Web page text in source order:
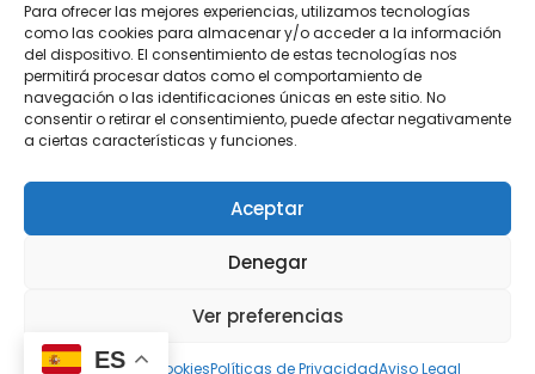
Para ofrecer las mejores experiencias, utilizamos tecnologías
como las cookies para almacenar y/o acceder a la información
del dispositivo. El consentimiento de estas tecnologías nos
permitirá procesar datos como el comportamiento de
navegación o las identificaciones únicas en este sitio. No
consentir o retirar el consentimiento, puede afectar negativamente
a ciertas características y funciones.
Aceptar
Denegar
Ver preferencias
Política de cookiesPolíticas de PrivacidadAviso Legal
ES